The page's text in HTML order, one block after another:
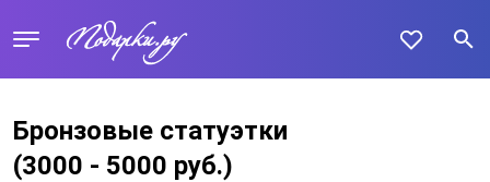
Бронзовые статуэтки
(3000 - 5000 руб.)